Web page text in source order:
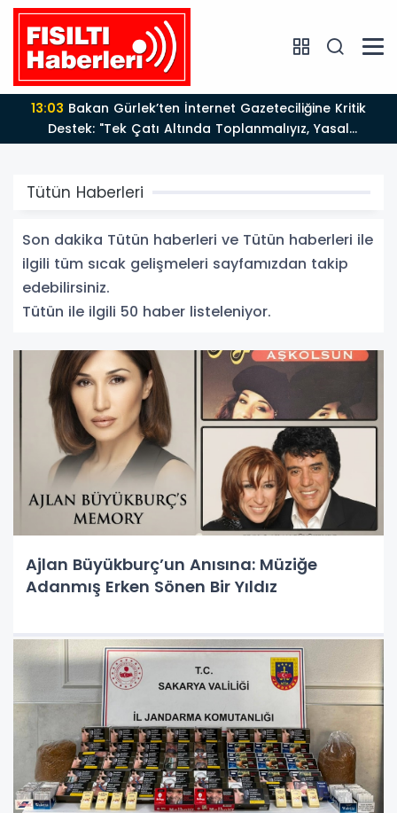
12:12Fısıltı Haberleri Yazarı Dr. Canan Yılmaz’a
Uluslararası Alanda Büyük Onur: “Dr. A.P.J. Abdul
Kalam İlham Ödülü 2026”
Tütün Haberleri
Son dakika Tütün haberleri ve Tütün haberleri ile
ilgili tüm sıcak gelişmeleri sayfamızdan takip
edebilirsiniz.
Tütün ile ilgili 50 haber listeleniyor.
Ajlan Büyükburç’un Anısına: Müziğe
Adanmış Erken Sönen Bir Yıldız